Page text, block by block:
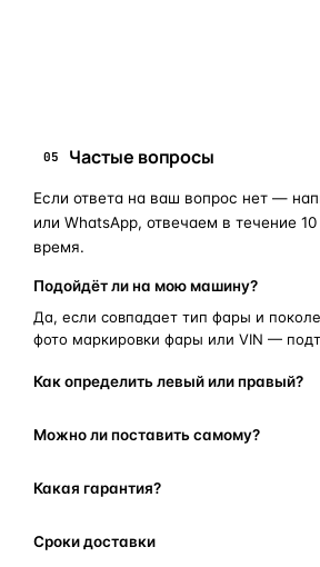
05 Частые вопросы
Если ответа на ваш вопрос нет —
или WhatsApp, отвечаем в течение
время.
Подойдёт ли на мою машину?
Да, если совпадает тип фары и
фото маркировки фары или VIN —
Как определить левый или правый?
Можно ли поставить самому?
Какая гарантия?
Сроки доставки